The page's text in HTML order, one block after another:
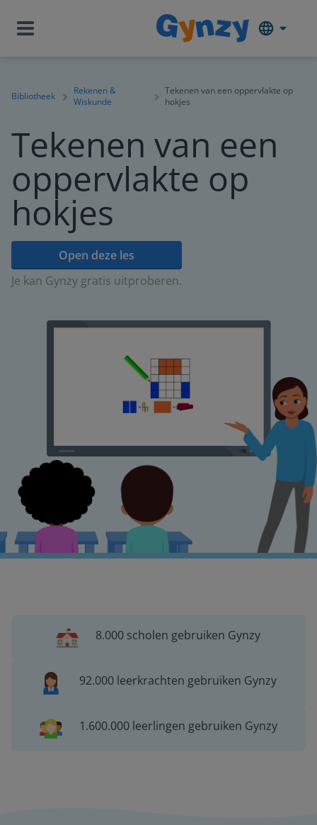
Bibliotheek
Rekenen &
Wiskunde
Tekenen van een oppervlakte op
hokjes
Tekenen van een
oppervlakte op
hokjes
Open deze les
Je kan Gynzy gratis uitproberen.
8.000 scholen gebruiken Gynzy
92.000 leerkrachten gebruiken Gynzy
1.600.000 leerlingen gebruiken Gynzy